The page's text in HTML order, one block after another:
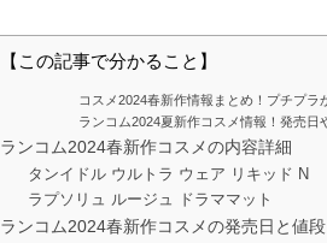
【この記事で分かること】
コスメ2024春新作情報まとめ！プチプ
ランコム2024夏新作コスメ情報！発売日
ランコム2024春新作コスメの内容詳細
タンイドル ウルトラ ウェア リキッド N
ラプソリュ ルージュ ドラママット
ランコム2024春新作コスメの発売日と値段